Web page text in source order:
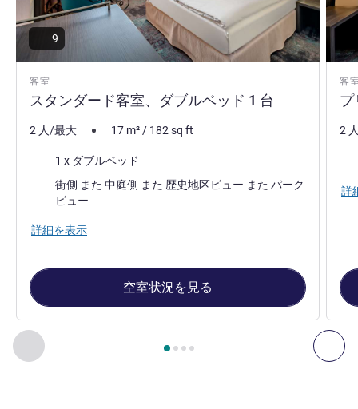
前に戻る - 客室 次
4 ページ中 , 客室 1 : スタンダード客室、ダブルベ
客室
スタンダード客室、ダブルベッド 1 台
9
2 人/最大 17 m²/ 182sq ft
1 x ダブルベッド
ビュー:街側 また 中庭側 また 歴史地区ビュー また パーク
ビュー
詳細を表示
空室状況を見る
客
プ
2
詳